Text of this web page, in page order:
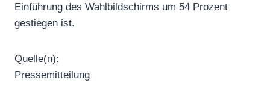
Einführung des Wahlbildschirms um 54 Prozent
gestiegen ist.
Quelle(n):
Pressemitteilung